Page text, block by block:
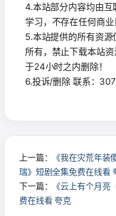
4.本站部分内容均由互
学习，不存在任何商业
5.本站提供的所有资
所有，禁止下载本站
于24小时之内删除！
6.投诉/删除 联系：
上一篇：
《我在灾荒年
瑞》短剧全集免费在线看
下一篇：
《云上有个月
费在线看 夸克